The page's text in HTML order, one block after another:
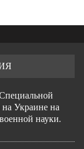
Украине на
науки.